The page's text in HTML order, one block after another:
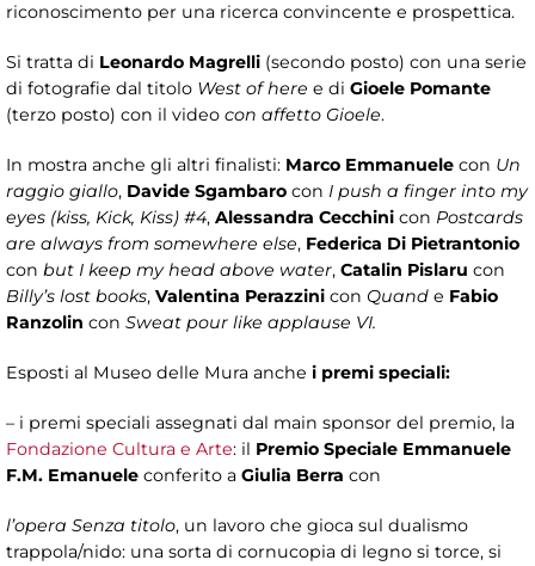
riconoscimento per una ricerca convincente e prospettica.
Si tratta di Leonardo Magrelli (secondo posto) con una serie
di fotografie dal titolo West of here e di Gioele Pomante
(terzo posto) con il video con affetto Gioele.
In mostra anche gli altri finalisti: Marco Emmanuele con Un
raggio giallo, Davide Sgambaro con I push a finger into my
eyes (kiss, Kick, Kiss) #4, Alessandra Cecchini con Postcards
are always from somewhere else, Federica Di Pietrantonio
con but I keep my head above water, Catalin Pislaru con
Billy’s lost books, Valentina Perazzini con Quand e Fabio
Ranzolin con Sweat pour like applause VI.
Esposti al Museo delle Mura anche i premi speciali:
– i premi speciali assegnati dal main sponsor del premio, la
Fondazione Cultura e Arte: il Premio Speciale Emmanuele
F.M. Emanuele conferito a Giulia Berra con
l’opera Senza titolo, un lavoro che gioca sul dualismo
trappola/nido: una sorta di cornucopia di legno si torce, si